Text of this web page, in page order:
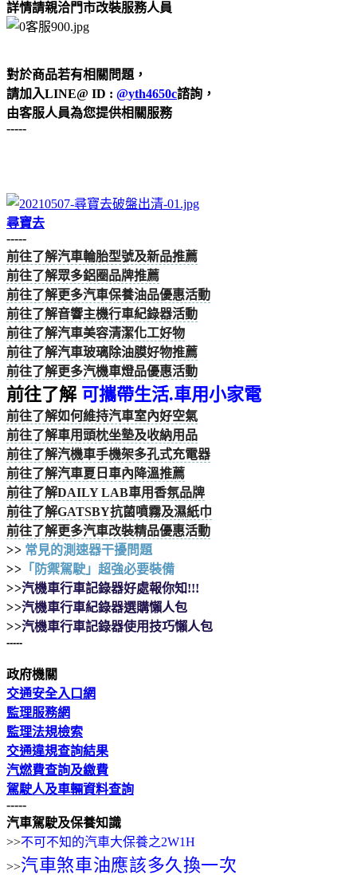
詳情請親洽門市改裝服務人員
對於商品若有相關問題，
請加入LINE@ ID : @yth4650c諮詢，
由客服人員為您提供相關服務
-----
尋寶去
-----
前往了解汽車輪胎型號及新品推薦
前往了解眾多鋁圈品牌推薦
前往了解更多汽車保養油品優惠活動
前往了解音響主機行車紀錄器活動
前往了解汽車美容清潔化工好物
前往了解汽車玻璃除油膜好物推薦
前往了解更多汽機車燈品優惠活動
前往了解 可攜帶生活.車用小家電
前往了解如何維持汽車室內好空氣
前往了解車用頭枕坐墊及收納用品
前往了解汽機車手機架多孔式充電器
前往了解汽車夏日車內降溫推薦
前往了解DAILY LAB車用香氛品牌
前往了解GATSBY抗菌噴霧及濕紙巾
前往了解更多汽車改裝精品優惠活動
>> 常見的測速器干擾問題
>> 「防禦駕駛」超強必要裝備
>>汽機車行車記錄器好處報你知!!!
>>汽機車行車紀錄器選購懶人包
>>汽機車行車記錄器使用技巧懶人包
-----
政府機關
交通安全入口網
監理服務網
監理法規檢索
交通違規查詢結果
汽燃費查詢及繳費
駕駛人及車輛資料查詢
-----
汽車駕駛及保養知識
>>不可不知的汽車大保養之2W1H
>>汽車煞車油應該多久換一次